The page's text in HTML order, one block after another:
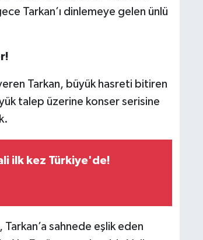
Tarkan’ı dinlemeye gelen ünlü
Tarkan, büyük hasreti bitiren
talep üzerine konser serisine
ilk kez Türkiye'de!
Tarkan’a sahnede eşlik eden